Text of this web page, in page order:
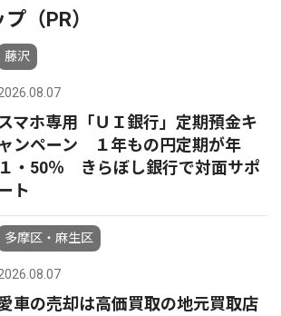
（PR）
藤沢
マホ専用「ＵＩ銀行」定期預金キ
ャンペーン １年もの円定期が年
１・50％ きらぼし銀行で対面サポ
ト
多摩区・麻生区
車の売却は高価買取の地元買取店